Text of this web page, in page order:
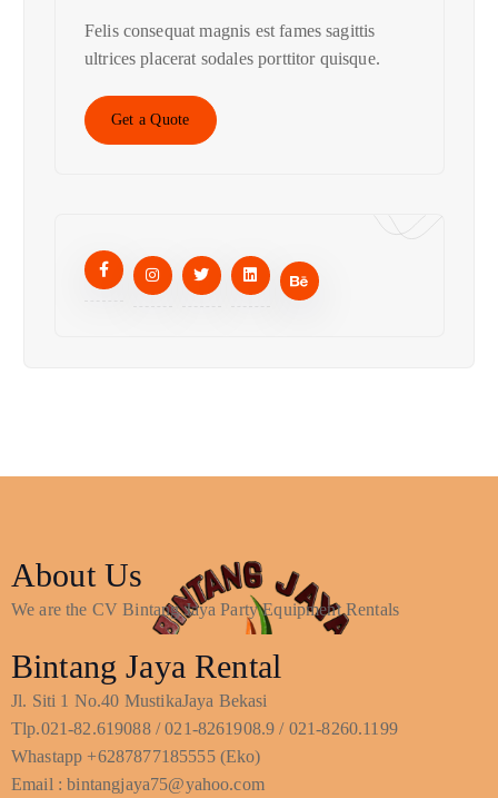
Felis consequat magnis est fames sagittis
ultrices placerat sodales porttitor quisque.
Get a Quote
About Us
We are the CV Bintang Jaya Party Equipment Rentals
Bintang Jaya Rental
Jl. Siti 1 No.40 MustikaJaya Bekasi
Tlp.021-82.619088 / 021-8261908.9 / 021-8260.1199
Whastapp +6287877185555 (Eko)
Email : bintangjaya75@yahoo.com